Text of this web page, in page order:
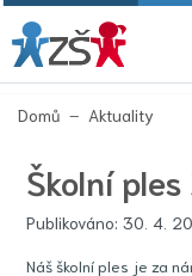
Domů Aktuality
Školní
Publikováno: 30. 4.
Náš školní ples je za